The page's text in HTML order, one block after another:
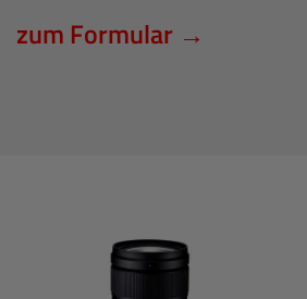
zum Formular →